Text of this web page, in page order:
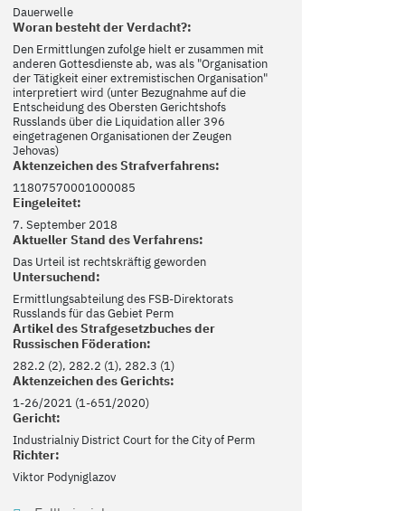
Dauerwelle
Woran besteht der Verdacht?:
Den Ermittlungen zufolge hielt er zusammen mit
anderen Gottesdienste ab, was als "Organisation
der Tätigkeit einer extremistischen Organisation"
interpretiert wird (unter Bezugnahme auf die
Entscheidung des Obersten Gerichtshofs
Russlands über die Liquidation aller 396
eingetragenen Organisationen der Zeugen
Jehovas)
Aktenzeichen des Strafverfahrens:
11807570001000085
Eingeleitet:
7. September 2018
Aktueller Stand des Verfahrens:
Das Urteil ist rechtskräftig geworden
Untersuchend:
Ermittlungsabteilung des FSB-Direktorats
Russlands für das Gebiet Perm
Artikel des Strafgesetzbuches der
Russischen Föderation:
282.2 (2), 282.2 (1), 282.3 (1)
Aktenzeichen des Gerichts:
1-26/2021 (1-651/2020)
Gericht:
Industrialniy District Court for the City of Perm
Richter:
Viktor Podyniglazov